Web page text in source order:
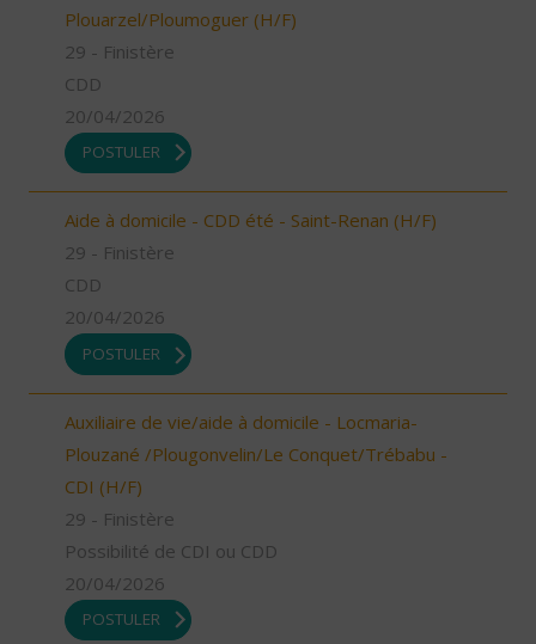
Plouarzel/Ploumoguer (H/F)
29 - Finistère
CDD
20/04/2026
POSTULER
Aide à domicile - CDD été - Saint-Renan (H/F)
29 - Finistère
CDD
20/04/2026
POSTULER
Auxiliaire de vie/aide à domicile - Locmaria-
Plouzané /Plougonvelin/Le Conquet/Trébabu -
CDI (H/F)
29 - Finistère
Possibilité de CDI ou CDD
20/04/2026
POSTULER